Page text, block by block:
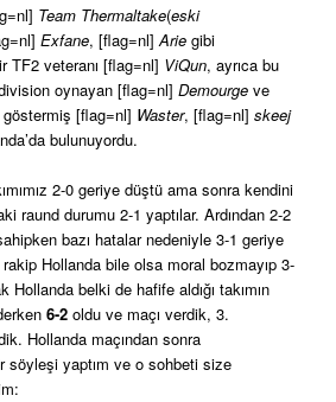
Team Thermaltake(eski
Exfane, [flag=nl]Arie gibi
TF2 veteranı [flag=nl] ViQun, ayrıca bu
oynayan [flag=nl]Demourge ve
[flag=nl] Waster, [flag=nl]skeej
bulunuyordu.
2-0 geriye düştü ama sonra kendini
raund durumu 2-1 yaptılar. Ardından 2-2
bazı hatalar nedeniyle 3-1 geriye
Hollanda bile olsa moral bozmayıp 3-
Hollanda belki de hafife aldığı takımın
6-2 oldu ve maçı verdik, 3.
Hollanda maçından sonra
söyleşi yaptım ve o sohbeti size